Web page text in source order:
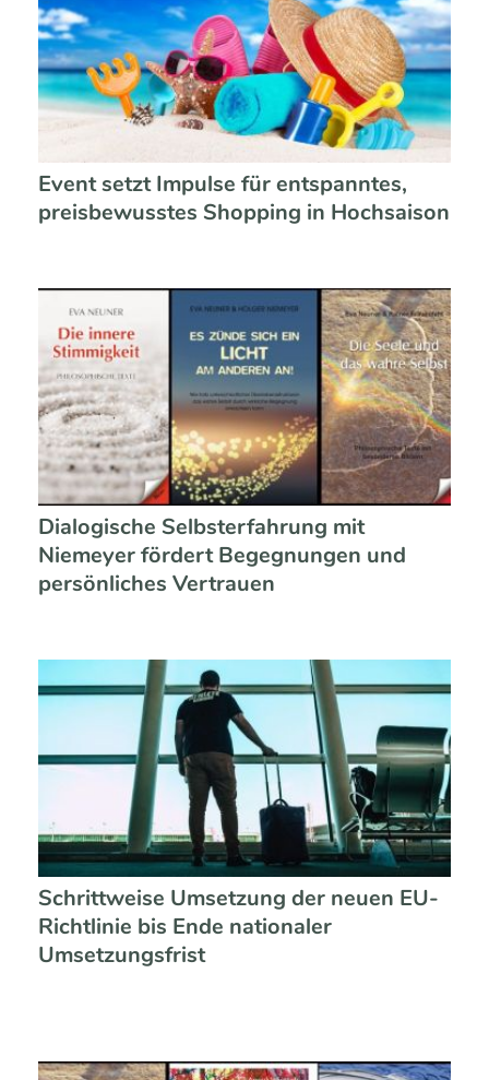
Event setzt Impulse für entspanntes,
preisbewusstes Shopping in Hochsaison
Dialogische Selbsterfahrung mit
Niemeyer fördert Begegnungen und
persönliches Vertrauen
Schrittweise Umsetzung der neuen EU-
Richtlinie bis Ende nationaler
Umsetzungsfrist